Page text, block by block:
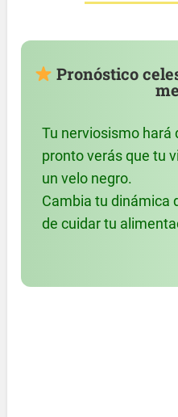
Pronóstico
Tu nerviosismo hará
pronto verás que tu
un velo negro.
Cambia tu dinámica
de cuidar tu